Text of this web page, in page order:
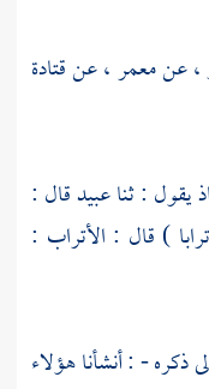
، عنمعمر، عنقتادة
يقول : ثناعبيدقال :
) قال : الأتراب :
ذكره - : أنشأنا هؤلاء